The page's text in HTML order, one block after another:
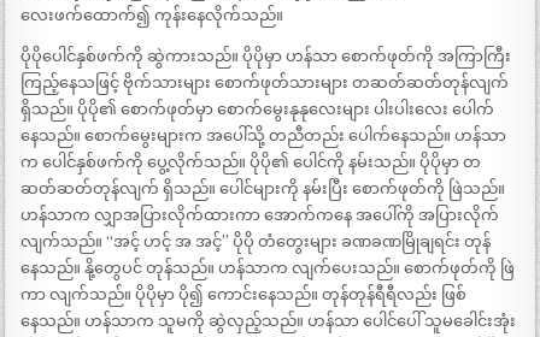
လေးဖက်ထောက်၍ ကုန်းနေလိုက်သည်။
ပိုပိုပေါင်နှစ်ဖက်ကို ဆွဲကားသည်။ ပိုပိုမှာ ဟန်သာ စောက်ဖုတ်ကို အကြာကြီး
ကြည့်နေသဖြင့် ဗိုက်သားများ စောက်ဖုတ်သားများ တဆတ်ဆတ်တုန်လျက်
ရှိသည်။ ပိုပို၏ စောက်ဖုတ်မှာ စောက်မွေးနုနုလေးများ ပါးပါးလေး ပေါက်
နေသည်။ စောက်မွေးများက အပေါ်သို့ တညီတည်း ပေါက်နေသည်။ ဟန်သာ
က ပေါင်နှစ်ဖက်ကို ပွေ့လိုက်သည်။ ပိုပို၏ ပေါင်ကို နမ်းသည်။ ပိုပိုမှာ တ
ဆတ်ဆတ်တုန်လျက် ရှိသည်။ ပေါင်များကို နမ်းပြီး စောက်ဖုတ်ကို ဖြဲသည်။
ဟန်သာက လျှာအပြားလိုက်ထားကာ အောက်ကနေ အပေါ်ကို အပြားလိုက်
လျက်သည်။ “အင့် ဟင့် အ အင့်” ပိုပို တံတွေးများ ခဏခဏမြိုချရင်း တုန်
နေသည်။ နို့တွေပင် တုန်သည်။ ဟန်သာက လျက်ပေးသည်။ စောက်ဖုတ်ကို ဖြဲ
ကာ လျက်သည်။ ပိုပိုမှာ ပို၍ ကောင်းနေသည်။ တုန်တုန်ရီရီလည်း ဖြစ်
နေသည်။ ဟန်သာက သူမကို ဆွဲလှည့်သည်။ ဟန်သာ ပေါင်ပေါ် သူမခေါင်းအုံး